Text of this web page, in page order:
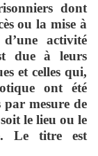
dont
ou la mise à
activité
due à leurs
et celles qui,
ont été
par mesure de
le lieu ou le
Le titre est